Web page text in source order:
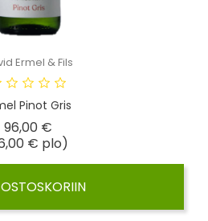
Ermel & Fils
Pinot Gris
96,00 €
€ plo)
OSTOSKORIIN